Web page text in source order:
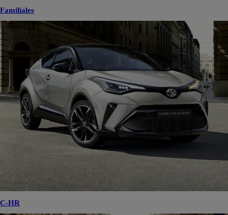
Familiales
C-HR